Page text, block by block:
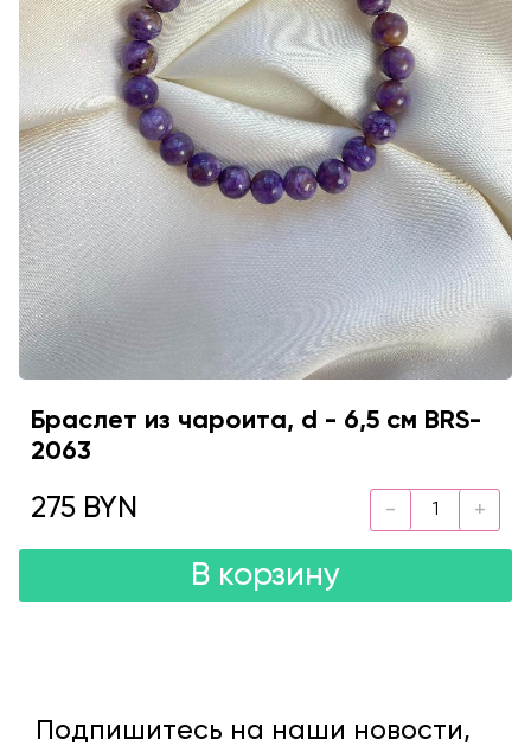
Браслет из чароита, d - 6,5 см BRS-
2063
275 BYN
В корзину
Подпишитесь на наши новости,